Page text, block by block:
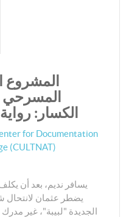
المشروع
المسرحي
الكسار: رواية
for Documentation
(CULTNAT)
يسافر نديم، بعد أن
يضطر عثمان لانتحال
الجديدة "لبيبة"، غير مدرك